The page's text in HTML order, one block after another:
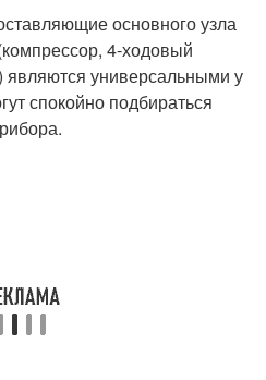
основного узла
4-ходовый
являются универсальными у
спокойно подбираться